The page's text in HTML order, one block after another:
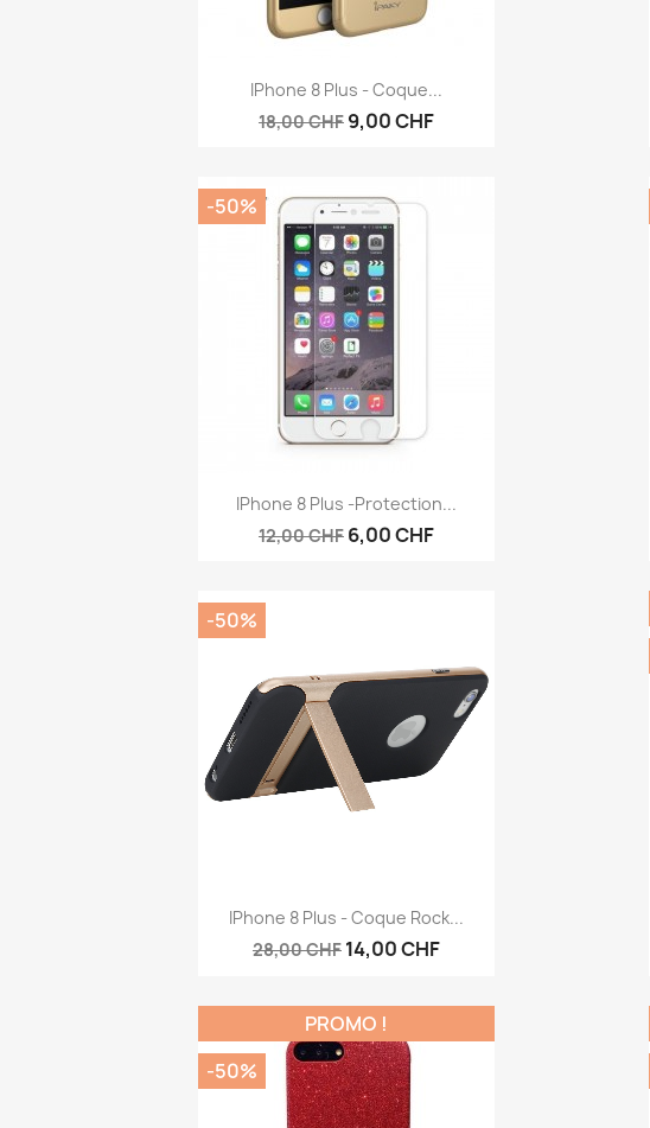
Aperçu rapide
IPhone 8 Plus - Coque...
18,00 CHF 9,00 CHF
 Aperçu rapide
IPhone 8 Plus -protection...
12,00 CHF 6,00 CHF
-50%
Aperçu rapide
IPhone 8 Plus - Coque Rock...
28,00 CHF 14,00 CHF
-50%
PROMO !
-50%